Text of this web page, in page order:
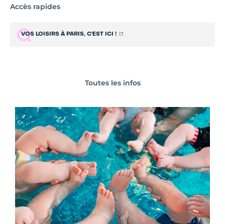
Accès rapides
VOS LOISIRS À PARIS, C'EST ICI !
Toutes les infos